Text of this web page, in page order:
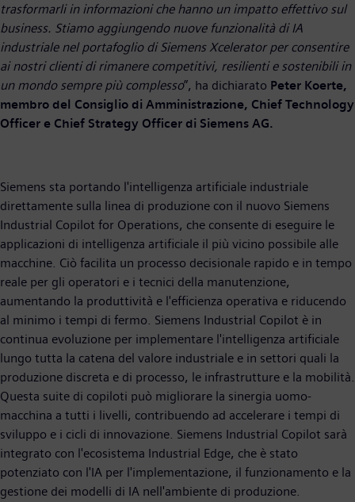
trasformarli in informazioni che hanno un impatto effettivo sul
business. Stiamo aggiungendo nuove funzionalità di IA
industriale nel portafoglio di Siemens Xcelerator per consentire
ai nostri clienti di rimanere competitivi, resilienti e sostenibili in
un mondo sempre più complesso”, ha dichiarato Peter Koerte,
membro del Consiglio di Amministrazione, Chief Technology
Officer e Chief Strategy Officer di Siemens AG.
Siemens sta portando l'intelligenza artificiale industriale
direttamente sulla linea di produzione con il nuovo Siemens
Industrial Copilot for Operations, che consente di eseguire le
applicazioni di intelligenza artificiale il più vicino possibile alle
macchine. Ciò facilita un processo decisionale rapido e in tempo
reale per gli operatori e i tecnici della manutenzione,
aumentando la produttività e l'efficienza operativa e riducendo
al minimo i tempi di fermo. Siemens Industrial Copilot è in
continua evoluzione per implementare l'intelligenza artificiale
lungo tutta la catena del valore industriale e in settori quali la
produzione discreta e di processo, le infrastrutture e la mobilità.
Questa suite di copiloti può migliorare la sinergia uomo-
macchina a tutti i livelli, contribuendo ad accelerare i tempi di
sviluppo e i cicli di innovazione. Siemens Industrial Copilot sarà
integrato con l'ecosistema Industrial Edge, che è stato
potenziato con l'IA per l'implementazione, il funzionamento e la
gestione dei modelli di IA nell'ambiente di produzione.